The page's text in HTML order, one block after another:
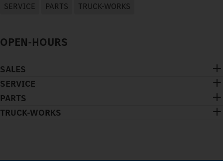
SERVICE
PARTS TRUCK-WORKS
OPEN-HOURS
SALES
SERVICE
PARTS
TRUCK-WORKS